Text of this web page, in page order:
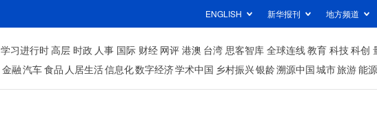
ENGLISH 新华报刊 地方频道
学习进行时高层 时政 人事 国际 财经 网评 港澳 台湾 思客智库 全球连线教育 科技科创
金融汽车食品 人居生活信息化数字经济学术中国 乡村振兴银龄溯源中国城市旅游能源